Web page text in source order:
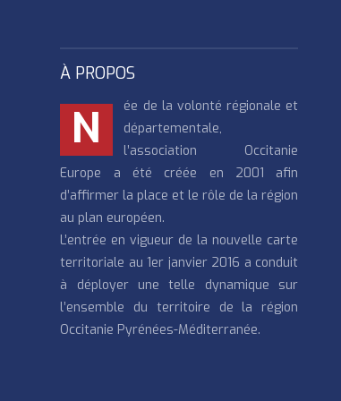
À PROPOS
N
ée de la volonté régionale et
départementale,
l’association Occitanie
Europe a été créée en 2001 afin
d’affirmer la place et le rôle de la région
au plan européen.
L’entrée en vigueur de la nouvelle carte
territoriale au 1er janvier 2016 a conduit
à déployer une telle dynamique sur
l’ensemble du territoire de la région
Occitanie Pyrénées-Méditerranée.